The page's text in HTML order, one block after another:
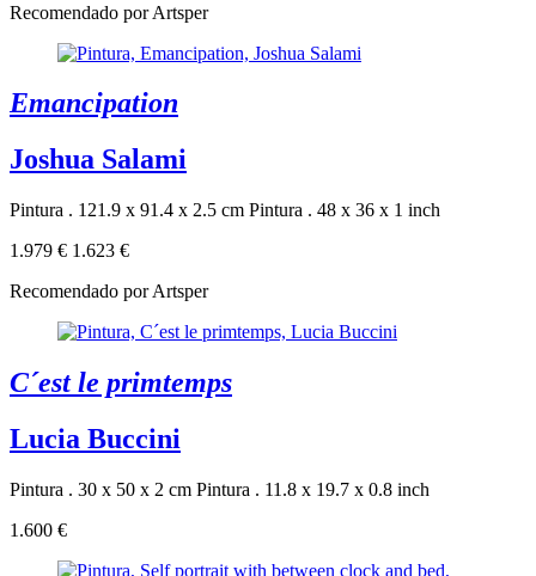
Recomendado por Artsper
Emancipation
Joshua Salami
Pintura . 121.9 x 91.4 x 2.5 cm Pintura . 48 x 36 x 1 inch
1.979 € 1.623 €
Recomendado por Artsper
C´est le primtemps
Lucia Buccini
Pintura . 30 x 50 x 2 cm Pintura . 11.8 x 19.7 x 0.8 inch
1.600 €